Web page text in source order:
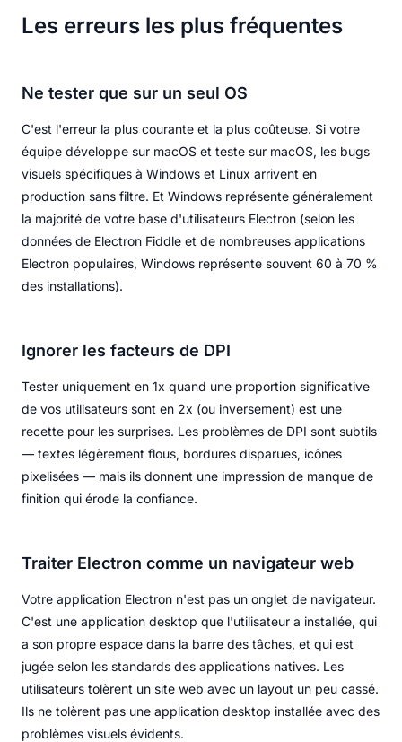
Les erreurs les plus fréquentes
Ne tester que sur un seul OS
C'est l'erreur la plus courante et la plus coûteuse. Si votre
équipe développe sur macOS et teste sur macOS, les bugs
visuels spécifiques à Windows et Linux arrivent en
production sans filtre. Et Windows représente généralement
la majorité de votre base d'utilisateurs Electron (selon les
données de Electron Fiddle et de nombreuses applications
Electron populaires, Windows représente souvent 60 à 70 %
des installations).
Ignorer les facteurs de DPI
Tester uniquement en 1x quand une proportion significative
de vos utilisateurs sont en 2x (ou inversement) est une
recette pour les surprises. Les problèmes de DPI sont subtils
— textes légèrement flous, bordures disparues, icônes
pixelisées — mais ils donnent une impression de manque de
finition qui érode la confiance.
Traiter Electron comme un navigateur web
Votre application Electron n'est pas un onglet de navigateur.
C'est une application desktop que l'utilisateur a installée, qui
a son propre espace dans la barre des tâches, et qui est
jugée selon les standards des applications natives. Les
utilisateurs tolèrent un site web avec un layout un peu cassé.
Ils ne tolèrent pas une application desktop installée avec des
problèmes visuels évidents.